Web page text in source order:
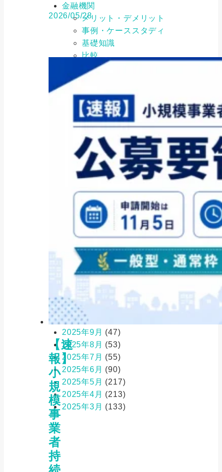
2026/05/28
【速
報】
小
規
模
事
業
者
持
金融機関
メリット・デメリット
事例・ケーススタディ
基礎知識
比較
注意点・リスク
金融機関一覧
クレジット・キャッシング
ファクタリング会社
ローン会社
証券会社
銀行
アーカイブARCHIVE
2026年8月(3)
2026年7月(9)
2026年6月(6)
2026年5月
2026年4月(11)
2026年3月(3)
2026年2月(9)
2025年12月
(12)
2025年11月
(12)
2025年10月
2025年9月 (47)
2025年8月 (53)
2025年7月 (55)
2025年6月 (90)
2025年5月 (217)
2025年4月 (213)
2025年3月 (133)